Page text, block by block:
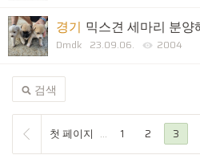
경기 믹스견 세마리 분양
Dmdk 23.09.06. 2004
검색
첫 페이지 ... 1 2 3